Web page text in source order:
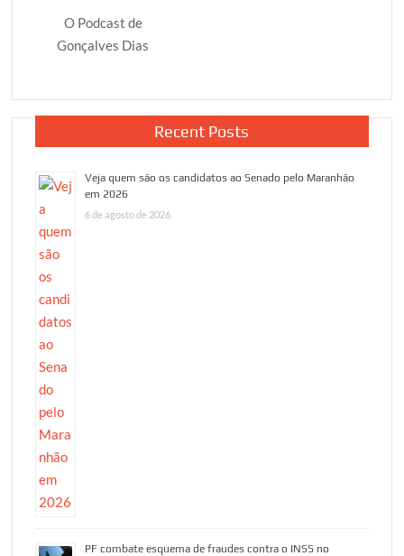
O Podcast de
Gonçalves Dias
Recent Posts
Veja quem são os candidatos ao Senado pelo Maranhão
em 2026
6 de agosto de 2026
PF combate esquema de fraudes contra o INSS no